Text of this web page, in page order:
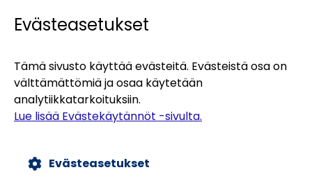
kiertotalouspolun löytämisessä. Motiva Oy ja Suomen
Suomen toimintaa ja sitä rahoittaa
ympäristöministeriö.
Ota yhteyttä
info@kiertotaloussuomi.fi
Evästeasetukset
Tämä sivusto käyttää evästeitä. Evästeistä osa on
välttämättömiä ja osaa käytetään
analytiikkatarkoituksiin.
Lue lisää Evästekäytännöt -sivulta.
Evästeasetukset